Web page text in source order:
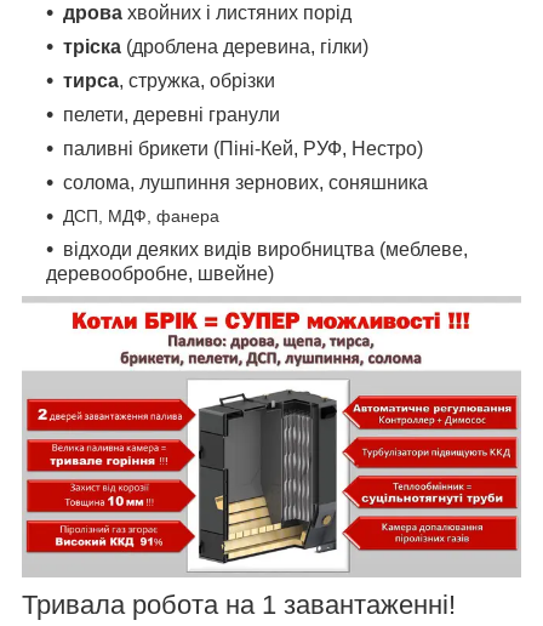
дрова хвойних і листяних порід
тріска (дроблена деревина, гілки)
тирса, стружка, обрізки
пелети, деревні гранули
паливні брикети (Піні-Кей, РУФ, Нестро)
солома, лушпиння зернових, соняшника
ДСП, МДФ, фанера
відходи деяких видів виробництва (меблеве,
деревообробне, швейне)
Тривала робота на 1 завантаженні!